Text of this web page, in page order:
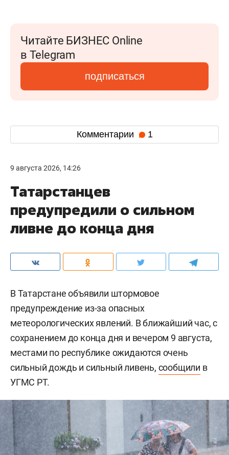
Читайте БИЗНЕС Online
в Telegram
подписаться
Комментарии 1
9 августа 2026, 14:26
Татарстанцев
предупредили о сильном
ливне до конца дня
В Татарстане объявили штормовое
предупреждение из-за опасных
метеорологических явлений. В ближайший час, с
сохранением до конца дня и вечером 9 августа,
местами по республике ожидаются очень
сильный дождь и сильный ливень, сообщили в
УГМС РТ.